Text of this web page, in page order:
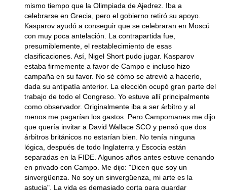
mismo tiempo que la Olimpiada de Ajedrez. Iba a
celebrarse en Grecia, pero el gobierno retiró su apoyo.
Kasparov ayudó a conseguir que se celebraran en Moscú
con muy poca antelación. La contrapartida fue,
presumiblemente, el restablecimiento de esas
clasificaciones. Así, Nigel Short pudo jugar. Kasparov
estaba firmemente a favor de Campo e incluso hizo
campaña en su favor. No sé cómo se atrevió a hacerlo,
dada su antipatía anterior. La elección ocupó gran parte del
trabajo de todo el Congreso. Yo estuve allí principalmente
como observador. Originalmente iba a ser árbitro y al
menos me pagarían los gastos. Pero Campomanes me dijo
que quería invitar a David Wallace SCO y pensó que dos
árbitros británicos no estarían bien. No tenía ninguna
lógica, después de todo Inglaterra y Escocia están
separadas en la FIDE. Algunos años antes estuve cenando
en privado con Campo. Me dijo: "Dicen que soy un
sinvergüenza. No soy un sinvergüenza, mi arte es la
astucia". La vida es demasiado corta para guardar